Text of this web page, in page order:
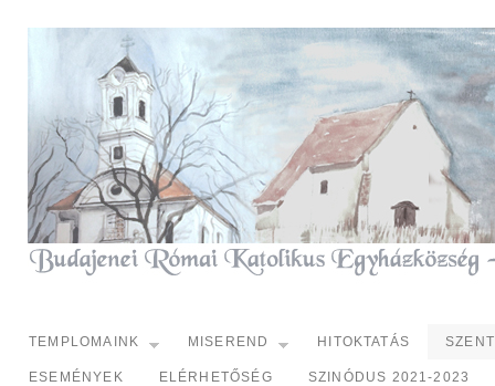
TEMPLOMAINK MISEREND HITOKTATÁS
ESEMÉNYEK ELÉRHETŐSÉG SZINÓDUS 2021-2023